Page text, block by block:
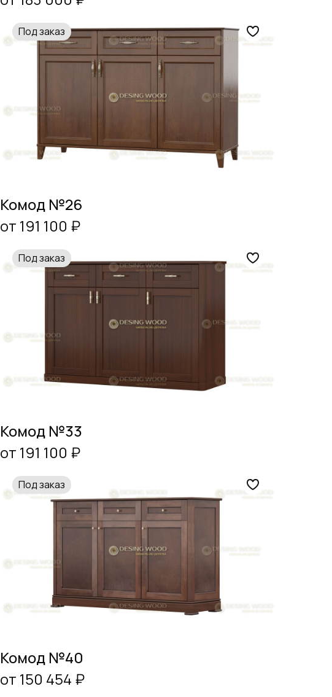
Под заказ
Комод №26
от 191 100 ₽
Под заказ
Комод №33
от 191 100 ₽
Под заказ
Комод №40
от 150 454 ₽